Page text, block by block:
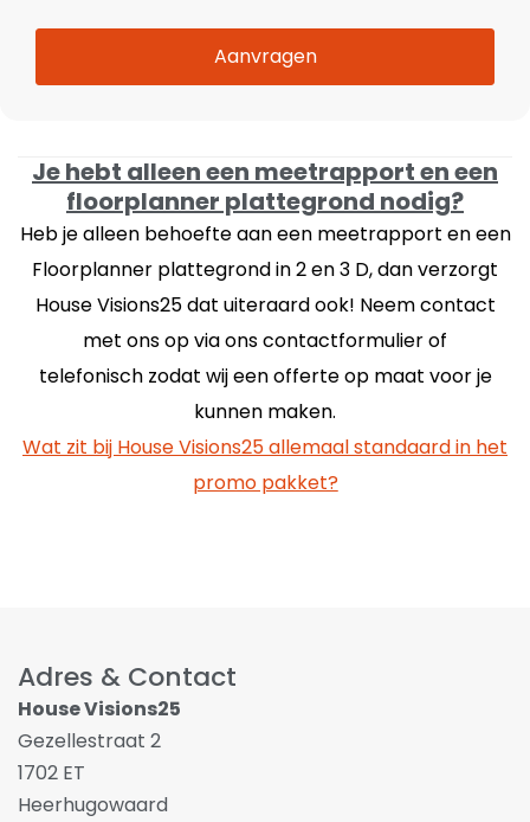
Aanvragen
Je hebt alleen een meetrapport en een
floorplanner plattegrond nodig?
Heb je alleen behoefte aan een meetrapport en een
Floorplanner plattegrond in 2 en 3 D, dan verzorgt
House Visions25 dat uiteraard ook! Neem contact
met ons op via ons contactformulier of
telefonisch zodat wij een offerte op maat voor je
kunnen maken.
Wat zit bij House Visions25 allemaal standaard in het
promo pakket?
Adres & Contact
House Visions25
Gezellestraat 2
1702 ET
Heerhugowaard